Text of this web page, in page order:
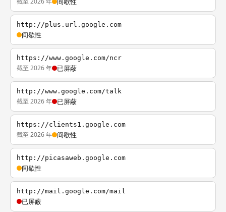
http://plus.url.google.com
间歇性
https://www.google.com/ncr
截至 2026 年 已屏蔽
http://www.google.com/talk
截至 2026 年 已屏蔽
https://clients1.google.com
截至 2026 年 间歇性
http://picasaweb.google.com
间歇性
http://mail.google.com/mail
已屏蔽